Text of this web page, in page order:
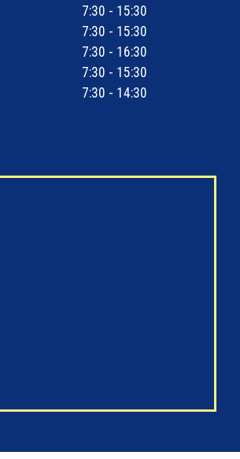
7:30 - 15:30
7:30 - 15:30
7:30 - 16:30
7:30 - 15:30
7:30 - 14:30